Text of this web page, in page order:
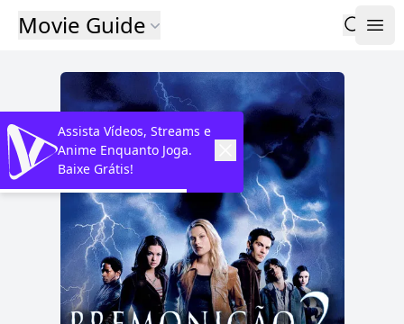
Movie Guide
Assista Vídeos, Streams e
Anime Enquanto Joga.
Baixe Grátis!